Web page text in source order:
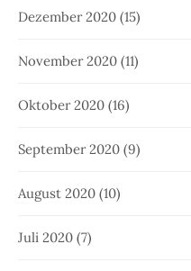
Dezember 2020 (15)
November 2020 (11)
Oktober 2020 (16)
September 2020 (9)
August 2020 (10)
Juli 2020 (7)